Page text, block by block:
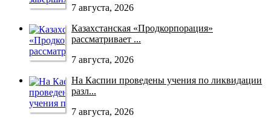
7 августа, 2026
Казахстанская «Продкорпорация»
рассматривает ...
7 августа, 2026
На Каспии проведены учения по ликвидации
разл...
7 августа, 2026